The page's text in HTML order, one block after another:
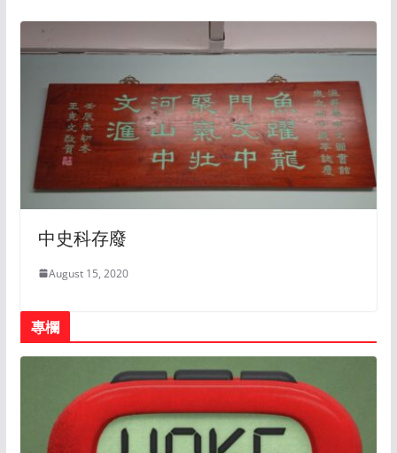
中史科存廢
August 15, 2020
專欄